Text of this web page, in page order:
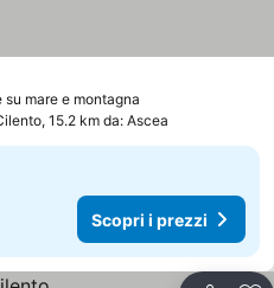
mare e montagna
15.2 km da: Ascea
Scopri i prezzi